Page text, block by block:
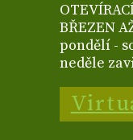
BŘEZEN
pondělí -
neděle